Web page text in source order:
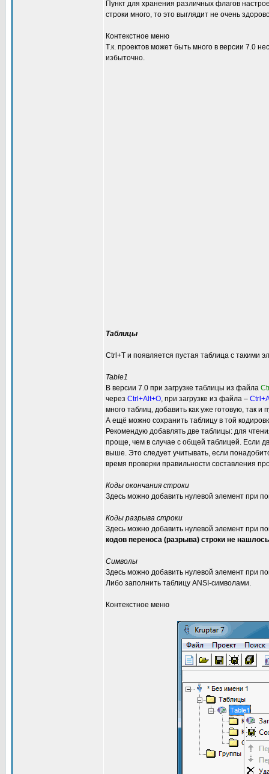
Пункт для хранения различных флагов
строки много, то это выглядит не очень
Контекстное меню
Т.к. проектов может быть много в версии 7.0
избыточно.
Таблицы
Ctrl+T и появляется пустая таблица с такими
Table1
В версии 7.0 при загрузке таблицы из файла
через Ctrl+Alt+O, при загрузке из файла –
много таблиц, добавить как уже готовую, так и
А ещё можно сохранить таблицу в той
Рекомендую добавлять две таблицы: для
проще, чем в случае с общей таблицей. Если
выше. Это следует учитывать, если
время проверки правильности составления
Коды окончания строки
Здесь можно добавить нулевой элемент при
Коды разрыва строки
Здесь можно добавить нулевой элемент при
кодов переноса (разрыва) строки не
Символы
Здесь можно добавить нулевой элемент при
Либо заполнить таблицу ANSI-символами.
Контекстное меню